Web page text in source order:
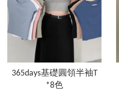
365days基礎圓領半袖T
*8色